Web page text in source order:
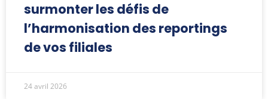
surmonter les défis de
l’harmonisation des reportings
de vos filiales
24 avril 2026